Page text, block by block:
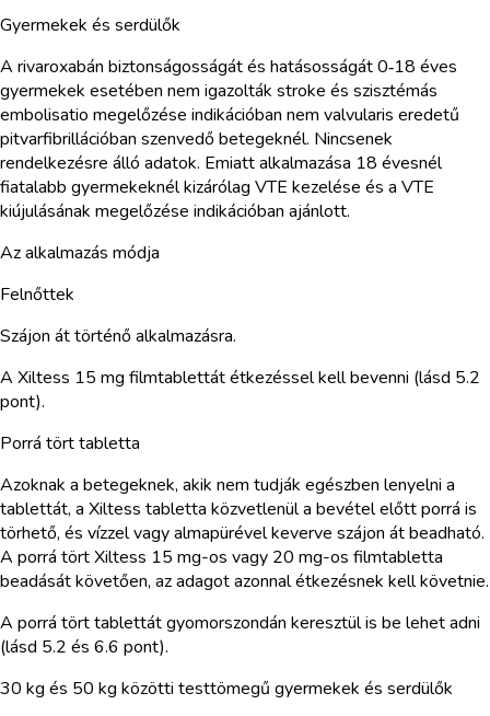
Gyermekek és serdülők
A rivaroxabán biztonságosságát és hatásosságát 0‑18 éves
gyermekek esetében nem igazolták stroke és szisztémás
embolisatio megelőzése indikációban nem valvularis eredetű
pitvarfibrillációban szenvedő betegeknél. Nincsenek
rendelkezésre álló adatok. Emiatt alkalmazása 18 évesnél
fiatalabb gyermekeknél kizárólag VTE kezelése és a VTE
kiújulásának megelőzése indikációban ajánlott.
Az alkalmazás módja
Felnőttek
Szájon át történő alkalmazásra.
A Xiltess 15 mg filmtablettát étkezéssel kell bevenni (lásd 5.2
pont).
Porrá tört tabletta
Azoknak a betegeknek, akik nem tudják egészben lenyelni a
tablettát, a Xiltess tabletta közvetlenül a bevétel előtt porrá is
törhető, és vízzel vagy almapürével keverve szájon át beadható.
A porrá tört Xiltess 15 mg-os vagy 20 mg-os filmtabletta
beadását követően, az adagot azonnal étkezésnek kell követnie.
A porrá tört tablettát gyomorszondán keresztül is be lehet adni
(lásd 5.2 és 6.6 pont).
30 kg és 50 kg közötti testtömegű gyermekek és serdülők